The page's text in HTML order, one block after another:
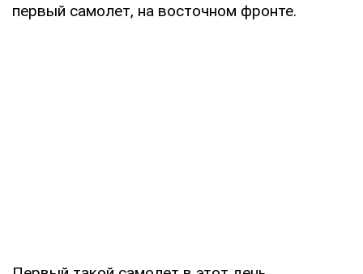
первый самолет, на восточном фронте.